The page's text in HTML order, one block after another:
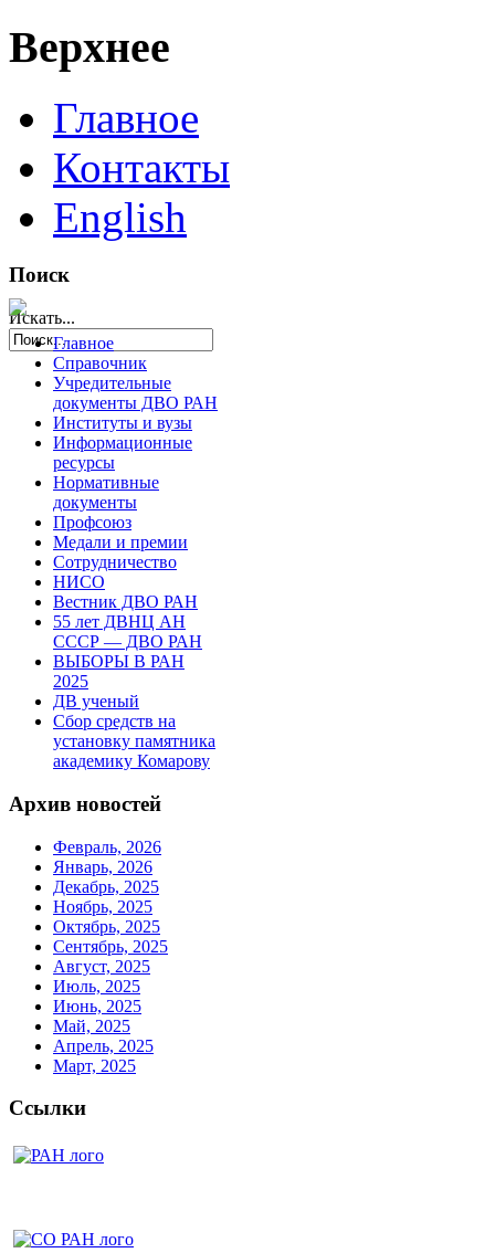
Верхнее
Главное
Контакты
English
Поиск
Искать...
Главное
Справочник
Учредительные
документы ДВО РАН
Институты и вузы
Информационные
ресурсы
Нормативные
документы
Профсоюз
Медали и премии
Сотрудничество
НИСО
Вестник ДВО РАН
55 лет ДВНЦ АН
СССР — ДВО РАН
ВЫБОРЫ В РАН
2025
ДВ ученый
Сбор средств на
установку памятника
академику Комарову
Архив новостей
Февраль, 2026
Январь, 2026
Декабрь, 2025
Ноябрь, 2025
Октябрь, 2025
Сентябрь, 2025
Август, 2025
Июль, 2025
Июнь, 2025
Май, 2025
Апрель, 2025
Март, 2025
Ссылки